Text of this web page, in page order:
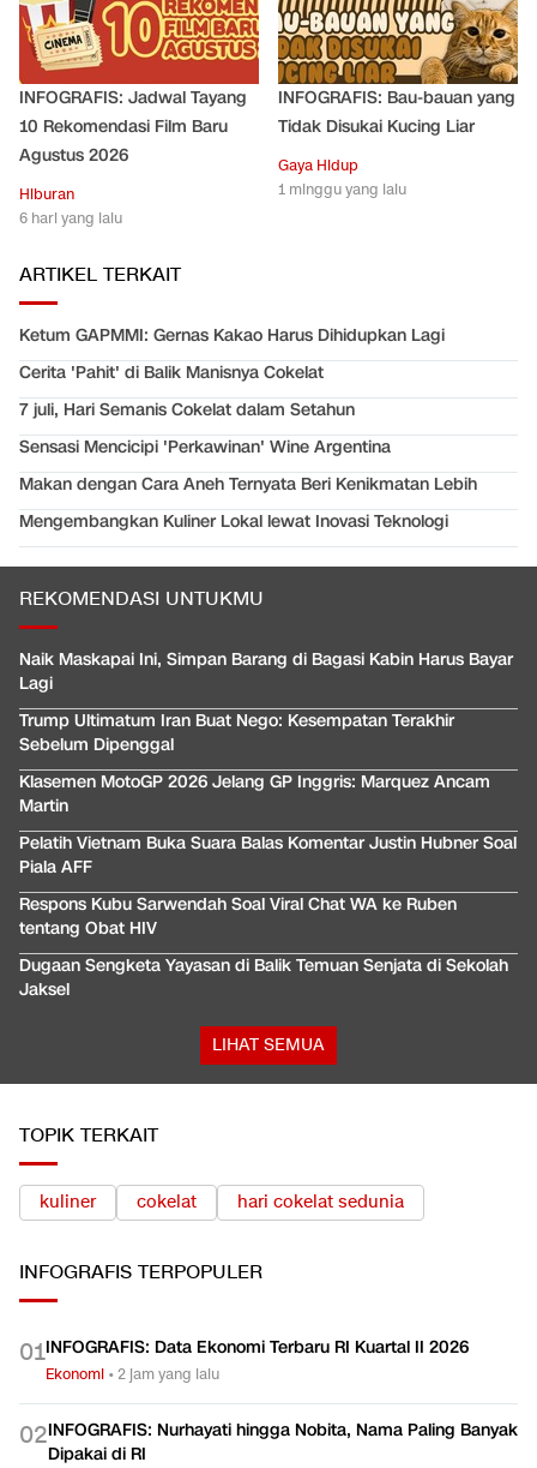
INFOGRAFIS: Jadwal Tayang
10 Rekomendasi Film Baru
Agustus 2026
Hiburan
6 hari yang lalu
INFOGRAFIS: Bau-bauan yang
Tidak Disukai Kucing Liar
Gaya Hidup
1 minggu yang lalu
ARTIKEL TERKAIT
Ketum GAPMMI: Gernas Kakao Harus Dihidupkan Lagi
Cerita 'Pahit' di Balik Manisnya Cokelat
7 juli, Hari Semanis Cokelat dalam Setahun
Sensasi Mencicipi 'Perkawinan' Wine Argentina
Makan dengan Cara Aneh Ternyata Beri Kenikmatan Lebih
Mengembangkan Kuliner Lokal lewat Inovasi Teknologi
REKOMENDASI UNTUKMU
Naik Maskapai Ini, Simpan Barang di Bagasi Kabin Harus Bayar
Lagi
Trump Ultimatum Iran Buat Nego: Kesempatan Terakhir
Sebelum Dipenggal
Klasemen MotoGP 2026 Jelang GP Inggris: Marquez Ancam
Martin
Pelatih Vietnam Buka Suara Balas Komentar Justin Hubner Soal
Piala AFF
Respons Kubu Sarwendah Soal Viral Chat WA ke Ruben
tentang Obat HIV
Dugaan Sengketa Yayasan di Balik Temuan Senjata di Sekolah
Jaksel
LIHAT SEMUA
TOPIK TERKAIT
kuliner cokelat hari cokelat sedunia
INFOGRAFIS TERPOPULER
01INFOGRAFIS: Data Ekonomi Terbaru RI Kuartal II 2026
Ekonomi •2 jam yang lalu
02INFOGRAFIS: Nurhayati hingga Nobita, Nama Paling Banyak
Dipakai di RI